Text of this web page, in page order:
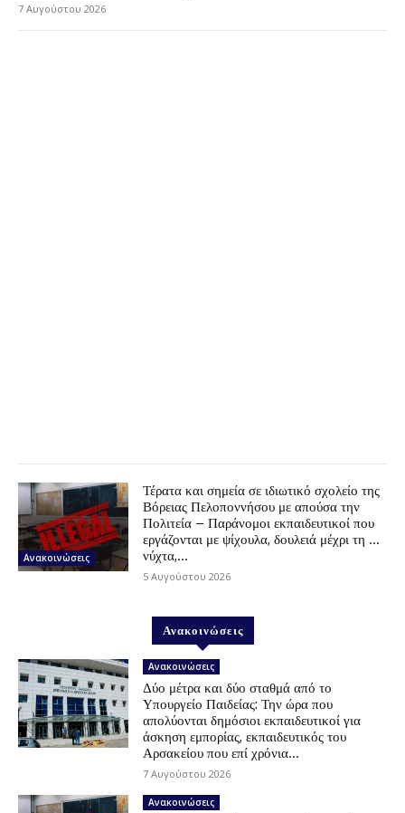
7 Αυγούστου 2026
Ανακοινώσεις
Τέρατα και σημεία σε ιδιωτικό σχολείο της
Βόρειας Πελοποννήσου με απούσα την
Πολιτεία – Παράνομοι εκπαιδευτικοί που
εργάζονται με ψίχουλα, δουλειά μέχρι τη …
νύχτα,...
5 Αυγούστου 2026
Ανακοινώσεις
Ανακοινώσεις
Δύο μέτρα και δύο σταθμά από το
Υπουργείο Παιδείας: Την ώρα που
απολύονται δημόσιοι εκπαιδευτικοί για
άσκηση εμπορίας, εκπαιδευτικός του
Αρσακείου που επί χρόνια...
7 Αυγούστου 2026
Ανακοινώσεις